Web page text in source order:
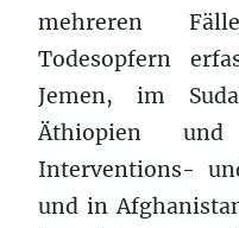
mehreren
Todesopfern
Jemen, im
Äthiopien
Interventions-
und in